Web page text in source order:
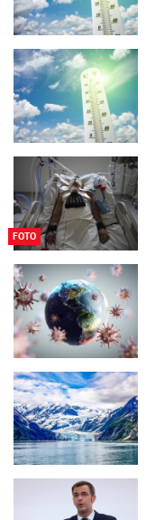
FOTO